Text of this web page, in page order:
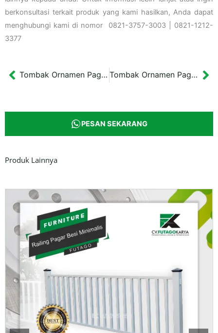
berkonsultasi terkait produk yang kami hasilkan, Anda dapat
menghubungi kami di nomor 0821-3757-3003 | 0821-1212-
3377
Prev Tombak Ornamen Pagar Cast Iron Tipe 7 Tombak Ornamen Pagar Cast Iron Tipe 9
PESAN SEKARANG
Produk Lainnya